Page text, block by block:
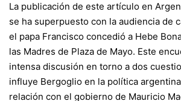
La publicación de este artículo en
se ha superpuesto con la audiencia de
el papa Francisco concedió a Hebe
las Madres de Plaza de Mayo. Este
intensa discusión en torno a dos
influye Bergoglio en la política
relación con el gobierno de Mauricio